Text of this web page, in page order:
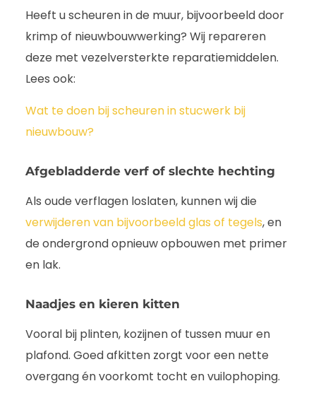
Heeft u scheuren in de muur, bijvoorbeeld door
krimp of nieuwbouwwerking? Wij repareren
deze met vezelversterkte reparatiemiddelen.
Lees ook:
Wat te doen bij scheuren in stucwerk bij
nieuwbouw?
Afgebladderde verf of slechte hechting
Als oude verflagen loslaten, kunnen wij die
verwijderen van bijvoorbeeld glas of tegels, en
de ondergrond opnieuw opbouwen met primer
en lak.
Naadjes en kieren kitten
Vooral bij plinten, kozijnen of tussen muur en
plafond. Goed afkitten zorgt voor een nette
overgang én voorkomt tocht en vuilophoping.